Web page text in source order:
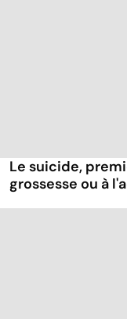
Le suicide,
grossesse ou à